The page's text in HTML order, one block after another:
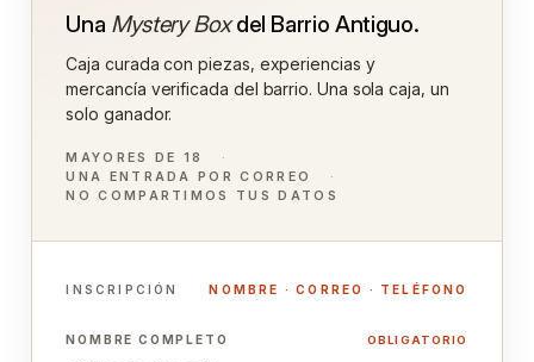
Una Mystery Boxdel Barrio Antiguo.
Caja curada con piezas, experiencias y
mercancía verificada del barrio. Una sola caja, un
solo ganador.
MAYORES DE 18
UNA ENTRADA POR CORREO
NO COMPARTIMOS TUS DATOS
INSCRIPCIÓN NOMBRE · CORREO · TELÉFONO
NOMBRE COMPLETO OBLIGATORIO